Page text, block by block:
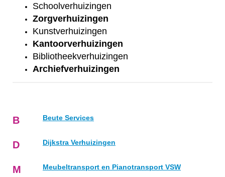
Schoolverhuizingen
Zorgverhuizingen
Kunstverhuizingen
Kantoorverhuizingen
Bibliotheekverhuizingen
Archiefverhuizingen
B Beute Services
D Dijkstra Verhuizingen
M Meubeltransport en Pianotransport VSW